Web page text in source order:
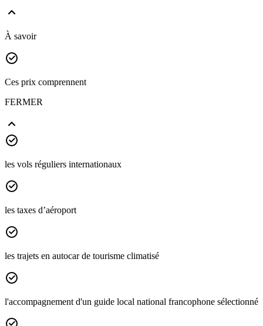
À savoir
Ces prix comprennent
FERMER
les vols réguliers internationaux
les taxes d’aéroport
les trajets en autocar de tourisme climatisé
l'accompagnement d'un guide local national francophone sélectionné